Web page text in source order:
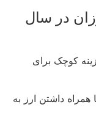
در سال
کوچک برای
همراه داشتن ارز به